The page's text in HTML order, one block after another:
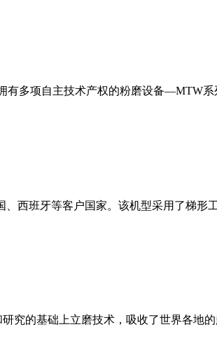
多项自主技术产权的粉磨设备—MTW
西班牙等客户国家。该机型采用了梯
究的基础上立磨技术，吸收了世界各地